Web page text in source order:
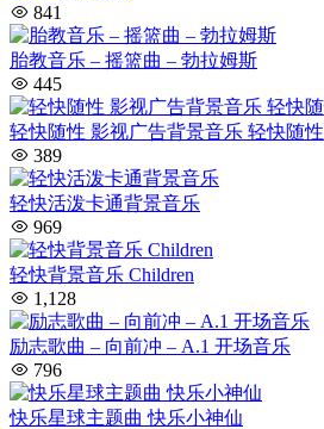
841
胎教音乐 – 摇篮曲 – 勃拉姆斯
445
轻快随性 影视广告背景音乐 轻快随性
389
轻快活泼卡通背景音乐
969
轻快背景音乐 Children
1,128
励志歌曲 – 向前冲 – A.1 开场音乐
796
快乐星球主题曲 快乐小神仙